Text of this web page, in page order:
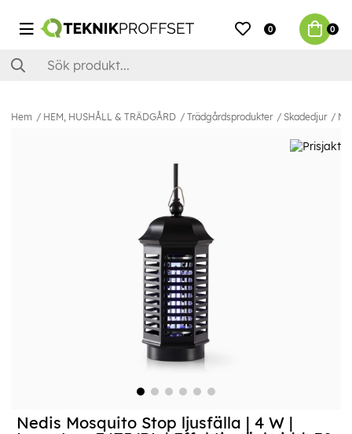
0 0
Hem HEM, HUSHÅLL & TRÄDGÅRD Trädgårdsprodukter Skadedjur
Nedis Mosquito Stop ljusfälla | 4 W |